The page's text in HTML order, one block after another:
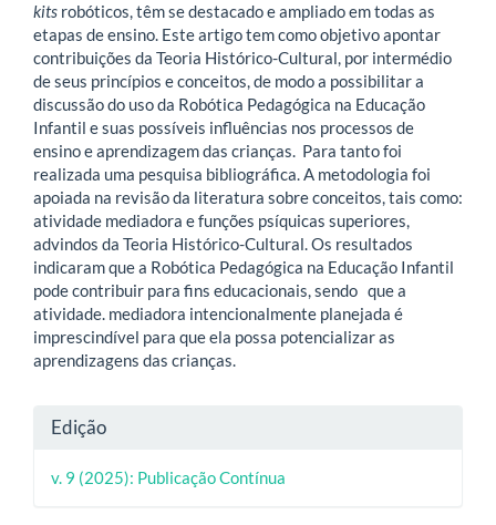
kits robóticos, têm se destacado e ampliado em todas as
etapas de ensino. Este artigo tem como objetivo apontar
contribuições da Teoria Histórico-Cultural, por intermédio
de seus princípios e conceitos, de modo a possibilitar a
discussão do uso da Robótica Pedagógica na Educação
Infantil e suas possíveis influências nos processos de
ensino e aprendizagem das crianças. Para tanto foi
realizada uma pesquisa bibliográfica. A metodologia foi
apoiada na revisão da literatura sobre conceitos, tais como:
atividade mediadora e funções psíquicas superiores,
advindos da Teoria Histórico-Cultural. Os resultados
indicaram que a Robótica Pedagógica na Educação Infantil
pode contribuir para fins educacionais, sendo que a
atividade. mediadora intencionalmente planejada é
imprescindível para que ela possa potencializar as
aprendizagens das crianças.
Detalhes
do
artigo
Edição
v. 9 (2025): Publicação Contínua